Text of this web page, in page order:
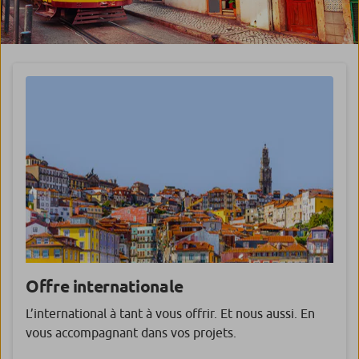
Offre internationale
L’international à tant à vous offrir. Et nous aussi. En
vous accompagnant dans vos projets.